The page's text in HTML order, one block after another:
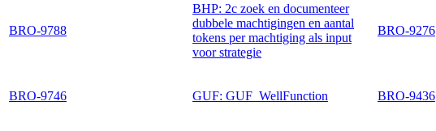
BRO-9788
BHP: 2c zoek en documenteer
dubbele machtigingen en aantal
tokens per machtiging als input
voor strategie
BRO-9276
BRO-9746 GUF: GUF_WellFunction BRO-9436